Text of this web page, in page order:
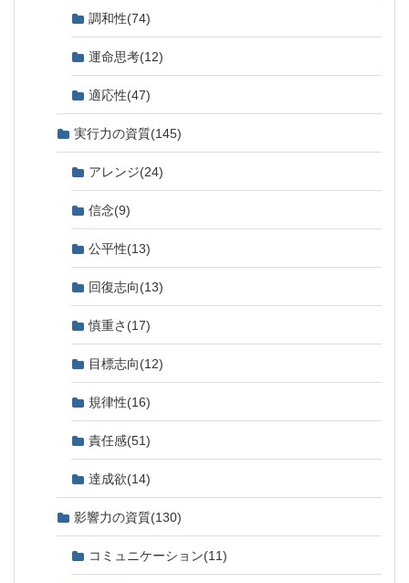
調和性(74)
運命思考(12)
適応性(47)
実行力の資質(145)
アレンジ(24)
信念(9)
公平性(13)
回復志向(13)
慎重さ (17)
目標志向(12)
規律性(16)
責任感(51)
達成欲(14)
影響力の資質(130)
コミュニケーション(11)